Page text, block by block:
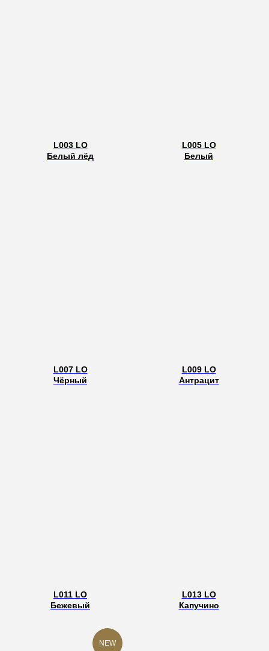
L003 LO
Белый лёд
L005 LO
Белый
L007 LO
Чёрный
L009 LO
Антрацит
L011 LO
Бежевый
L013 LO
Капучино
NEW